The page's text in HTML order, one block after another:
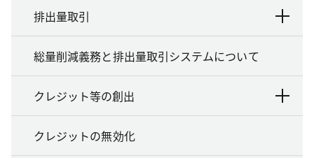
排出量取引
総量削減義務と排出量取引システムについて
クレジット等の創出
クレジットの無効化